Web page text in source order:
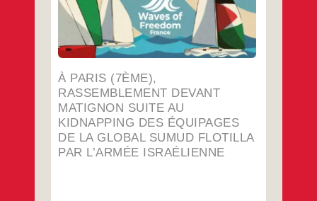
À PARIS (7ÈME),
RASSEMBLEMENT DEVANT
MATIGNON SUITE AU
KIDNAPPING DES ÉQUIPAGES
DE LA GLOBAL SUMUD FLOTILLA
PAR L’ARMÉE ISRAÉLIENNE
COMMUNIQUE DE PRESSE – APPEL A
RASSEMBLEMENT Par suite du kidnapping
en eaux internationales des équipages par
l’armée israélienne et leur placement en
détention illégal dans des prisons en Israël,
l’organisation Waves of Freedom France –
Flotilla – organise, avec les familles des
ressortissant.es
…
À
Paris
(7ème),
rassemblement
devant
Matignon
suite
au